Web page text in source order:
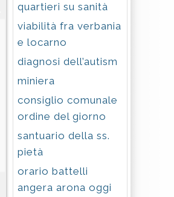
quartieri su sanità
viabilità fra verbania
e locarno
diagnosi dell’autism
miniera
consiglio comunale
ordine del giorno
santuario della ss.
pietà
orario battelli
angera arona oggi